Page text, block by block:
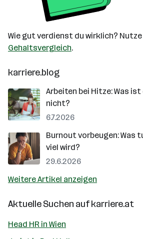
Wie gut verdienst du wirklich?
Gehaltsvergleich.
karriere.blog
Arbeiten bei Hitze: Was
nicht?
6.7.2026
Burnout vorbeugen: Was
viel wird?
29.6.2026
Weitere Artikel anzeigen
Aktuelle Suchen aufkarriere.at
Head HR in Wien